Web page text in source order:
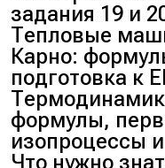
задания 19 и
Тепловые
Карно:
подготовка к
формулы,
изопроцессы
Что нужно